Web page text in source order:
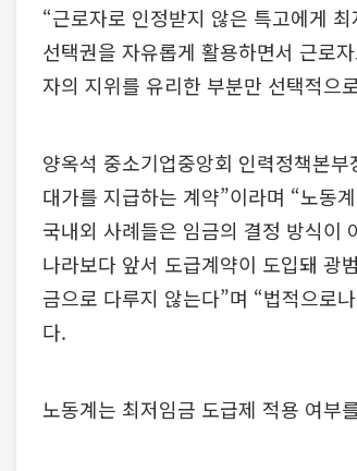
“근로자로 인정받지 않은 특고에게
선택권을 자유롭게 활용하면서 근로
자의 지위를 유리한 부분만 선택적으
양옥석 중소기업중앙회 인력정책본
대가를 지급하는 계약”이라며 “노동
국내외 사례들은 임금의 결정 방식이
나라보다 앞서 도급계약이 도입돼 광
금으로 다루지 않는다”며 “법적으로
다.
노동계는 최저임금 도급제 적용 여부